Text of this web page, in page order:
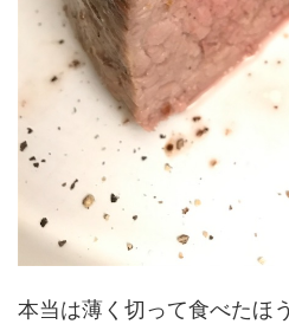
本当は薄く切って食べたほ